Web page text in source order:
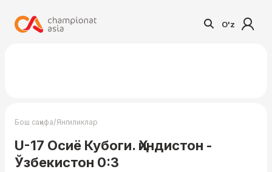
O'z
Бош саҳифа/Янгиликлар
U-17 Осиё Кубоги. Ҳиндистон -
Ўзбекистон 0:3